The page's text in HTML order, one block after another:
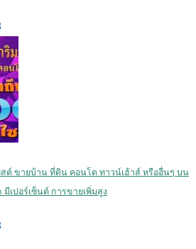
ต์ ขายบ้าน ที่ดิน คอนโด ทาวน์เฮ้าส์ หรืออื่นๆ บน
มีเปอร์เซ็นต์ การขายเพิ่มสูง